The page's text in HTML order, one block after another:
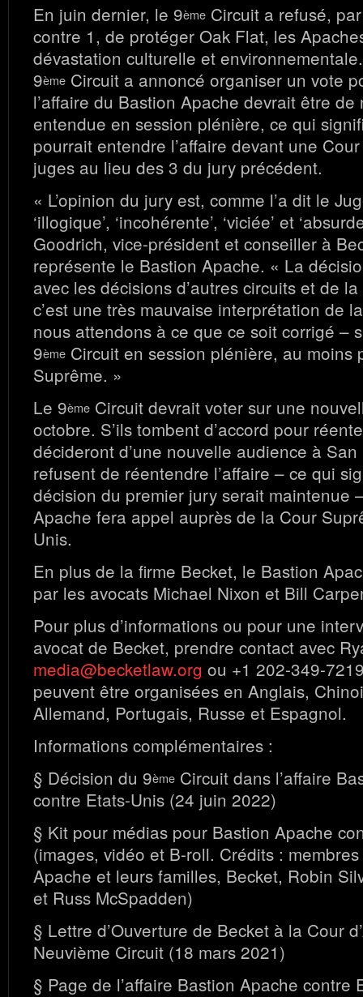
En juin dernier, le 9ème Circuit a refusé,
contre 1, de protéger Oak Flat, les
dévastation culturelle et
9ème Circuit a annoncé organiser un vote
l’affaire du Bastion Apache devrait être de
entendue en session plénière, ce qui
pourrait entendre l’affaire devant une
juges au lieu des 3 du jury précédent.
« L’opinion du jury est, comme l’a dit le
‘illogique’, ‘incohérente’, ‘viciée’ et
Goodrich, vice-président et conseiller à
représente le Bastion Apache. « La
avec les décisions d’autres circuits et de
c’est une très mauvaise interprétation de
nous attendons à ce que ce soit corrigé –
9ème Circuit en session plénière, au moins
Suprême. »
Le 9ème Circuit devrait voter sur une
octobre. S’ils tombent d’accord pour
décideront d’une nouvelle audience à San
refusent de réentendre l’affaire – ce qui
décision du premier jury serait maintenue
Apache fera appel auprès de la Cour
Unis.
En plus de la firme Becket, le Bastion
par les avocats Michael Nixon et Bill
Pour plus d’informations ou pour une
avocat de Becket, prendre contact avec
media@becketlaw.org ou +1 202-349-
peuvent être organisées en Anglais,
Allemand, Portugais, Russe et Espagnol.
Informations complémentaires :
§ Décision du 9ème Circuit dans l’affaire
contre Etats-Unis (24 juin 2022)
§ Kit pour médias pour Bastion Apache
(images, vidéo et B-roll. Crédits :
Apache et leurs familles, Becket, Robin
et Russ McSpadden)
§ Lettre d’Ouverture de Becket à la Cour
Neuvième Circuit (18 mars 2021)
§ Page de l’affaire Bastion Apache contre